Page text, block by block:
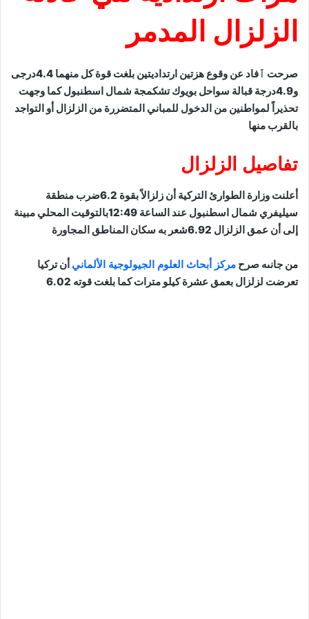
الزلزال المدمر
صرحت ٱفاد عن وقوع هزتين ارتداديتين بلغت قوة كل منهما 4.4درجى
و4.9درجة قبالة سواحل بويوك تشكمجة شمال اسطنبول كما وجهت
تحذيراً لمواطنين من الدخول للمباني المتضررة من الزلزال أو التواجد
بالقرب منها
تفاصيل الزلزال
أعلنت وزارة الطوارئ التركية أن زلزالاً بقوة 6.2ضرب منطقة
سيليفري شمال اسطنبول عند الساعة 12:49بالتوقيت المحلي مبينة
إلى أن عمق الزلزال 6.92شعر به سكان المناطق المجاورة
من جانىه صرح مركز أبحاث العلوم الجيولوجية الألماني أن تركيا
تعرضت لزلزال بعمق عشرة كيلو مترات كما بلغت قوته 6.02